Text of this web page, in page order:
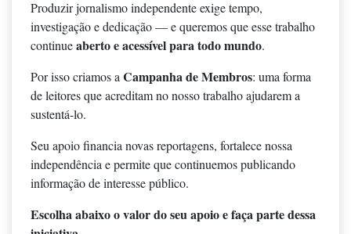
Produzir jornalismo independente exige tempo,
investigação e dedicação — e queremos que esse trabalho
continueaberto e acessível para todo mundo.
Por isso criamos a Campanha de Membros: uma forma
de leitores que acreditam no nosso trabalho ajudarem a
sustentá-lo.
Seu apoio financia novas reportagens, fortalece nossa
independência e permite que continuemos publicando
informação de interesse público.
Escolha abaixo o valor do seu apoio e faça parte dessa